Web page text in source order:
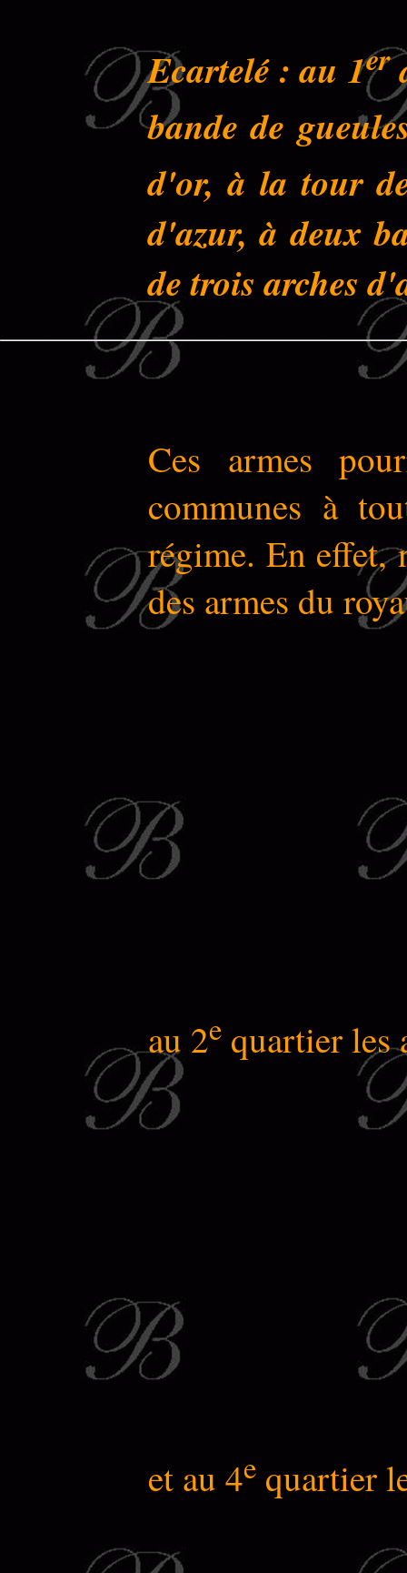
Ecartelé : au 1er
bande de
d'or, à la tour
d'azur, à deux
de trois arches
Ces armes
communes à
régime. En effet,
des armes du
au 2e quartier les
et au 4e quartier